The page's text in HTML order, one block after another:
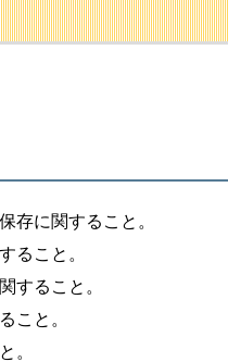
存に関すること。
ること。
すること。
こと。
。